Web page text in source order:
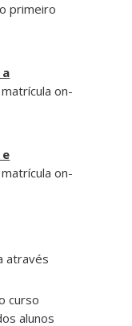
primeiro
on-
on-
através
curso
alunos